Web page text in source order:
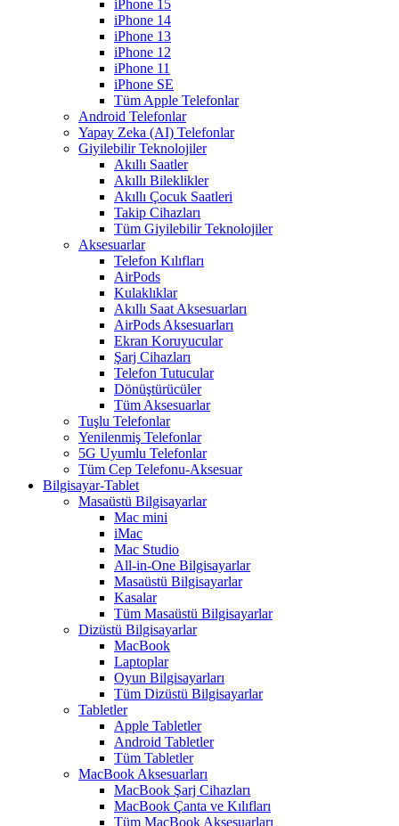
iPhone 15
iPhone 14
iPhone 13
iPhone 12
iPhone 11
iPhone SE
Tüm Apple Telefonlar
Android Telefonlar
Yapay Zeka (AI) Telefonlar
Giyilebilir Teknolojiler
Akıllı Saatler
Akıllı Bileklikler
Akıllı Çocuk Saatleri
Takip Cihazları
Tüm Giyilebilir Teknolojiler
Aksesuarlar
Telefon Kılıfları
AirPods
Kulaklıklar
Akıllı Saat Aksesuarları
AirPods Aksesuarları
Ekran Koruyucular
Şarj Cihazları
Telefon Tutucular
Dönüştürücüler
Tüm Aksesuarlar
Tuşlu Telefonlar
Yenilenmiş Telefonlar
5G Uyumlu Telefonlar
Tüm Cep Telefonu-Aksesuar
Bilgisayar-Tablet
Masaüstü Bilgisayarlar
Mac mini
iMac
Mac Studio
All-in-One Bilgisayarlar
Masaüstü Bilgisayarlar
Kasalar
Tüm Masaüstü Bilgisayarlar
Dizüstü Bilgisayarlar
MacBook
Laptoplar
Oyun Bilgisayarları
Tüm Dizüstü Bilgisayarlar
Tabletler
Apple Tabletler
Android Tabletler
Tüm Tabletler
MacBook Aksesuarları
MacBook Şarj Cihazları
MacBook Çanta ve Kılıfları
Tüm MacBook Aksesuarları